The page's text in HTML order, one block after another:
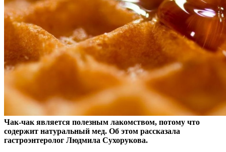
Чак-чак является полезным лакомством, потому что
содержит натуральный мед. Об этом рассказала
гастроэнтеролог Людмила Сухорукова.